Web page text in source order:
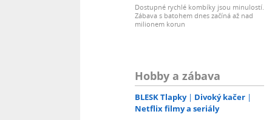
Dostupné rychlé kombíky jsou minulostí.
Zábava s batohem dnes začíná až nad
milionem korun
Hobby a zábava
BLESK Tlapky
Divoký kačer
Netflix filmy a seriály